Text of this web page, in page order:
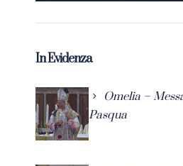
In Evidenza
Omelia –
Pasqua